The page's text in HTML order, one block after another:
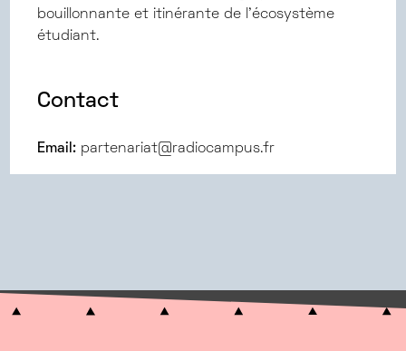
bouillonnante et itinérante de l’écosystème
étudiant.
Contact
Email: partenariat@radiocampus.fr